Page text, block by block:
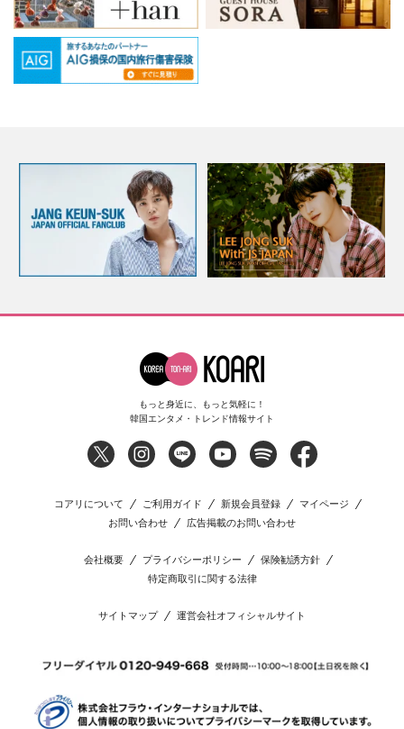
もっと身近に、もっと気軽に！
韓国エンタメ・トレンド情報サイト
コアリについて ご利用ガイド 新規会員登録
マイページ
お問い合わせ
広告掲載のお問い合わせ
会社概要 プライバシーポリシー
保険勧誘方針
特定商取引に関する法律
サイトマップ 運営会社オフィシャルサイト